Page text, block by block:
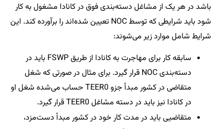
باشد در هر یک از مشاغل دسته‌بندی فوق در کانادا مشغول به کار
شود باید شرایطی که توسط NOC تعیین شده‌اند را برآورده کند. این
شرایط شامل موارد زیر می‌شوند:
سابقه کار برای مهاجرت به کانادا از طریق FSWP باید در
دسته‌بندی NOC‌ قرار گیرد. برای مثال در صورتی که شغل
متقاضی در کشور مبدأ جزو TEER0‌ حساب می‌شده شغل او
در کانادا نیز باید در دسته مشاغل TEER0 قرار گیرد.
متقاضیی باید در مدت کار خود در کشور مبدأ دست‌‌مزد،